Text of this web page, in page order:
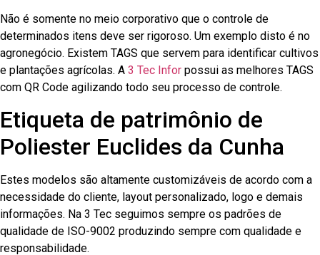
Não é somente no meio corporativo que o controle de
determinados itens deve ser rigoroso. Um exemplo disto é no
agronegócio. Existem TAGS que servem para identificar cultivos
e plantações agrícolas. A 3 Tec Infor possui as melhores TAGS
com QR Code agilizando todo seu processo de controle.
Etiqueta de patrimônio de
Poliester Euclides da Cunha
Estes modelos são altamente customizáveis de acordo com a
necessidade do cliente, layout personalizado, logo e demais
informações. Na 3 Tec seguimos sempre os padrões de
qualidade de ISO-9002 produzindo sempre com qualidade e
responsabilidade.